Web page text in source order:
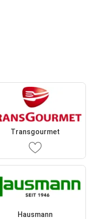
Transgourmet
Hausmann